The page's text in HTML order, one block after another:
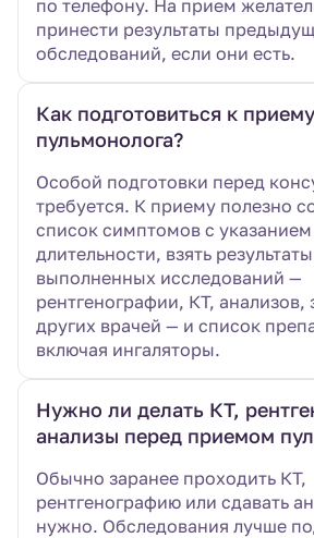
по телефону. На прием
принести результаты
обследований, если они есть.
Как подготовиться к приему
пульмонолога?
Особой подготовки перед
требуется. К приему полезно
список симптомов с указанием
длительности, взять
выполненных исследований —
рентгенографии, КТ, анализов,
других врачей — и список
включая ингаляторы.
Нужно ли делать КТ,
анализы перед приемом
Обычно заранее проходить КТ,
рентгенографию или сдавать
нужно. Обследования лучше